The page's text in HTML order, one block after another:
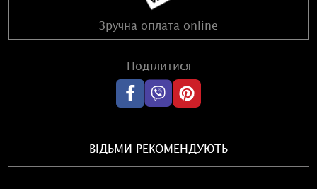
Зручна оплата online
Поділитися
ВІДЬМИ РЕКОМЕНДУЮТЬ